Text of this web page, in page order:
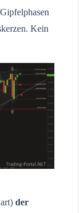
Kein
der